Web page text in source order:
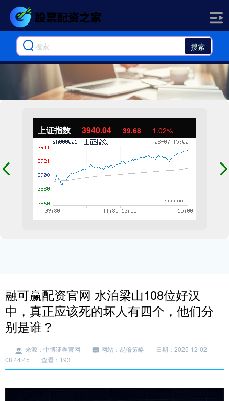
搜索
上证指数 3940.04 39.68 1.02%
融可赢配资官网 水泊梁山108位好汉
中，真正应该死的坏人有四个，他们分
别是谁？
来源：中博证券官网 网站：易倍策略
日期：2025-12-02
08:44:45
查看：193